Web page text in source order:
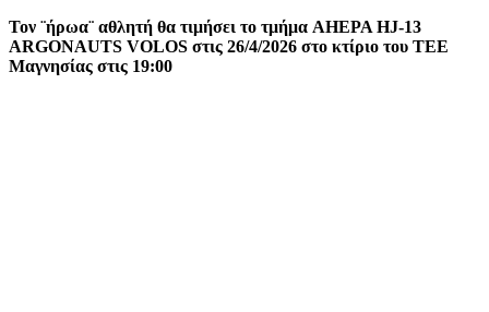
Τον ¨ήρωα¨ αθλητή θα τιμήσει το τμήμα AHEPA HJ-13
ARGONAUTS VOLOS στις 26/4/2026 στο κτίριο του ΤΕΕ
Μαγνησίας στις 19:00